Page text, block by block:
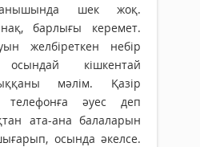
шек жоқ.
барлығы керемет.
желбіреткен небір
кішкентай
мәлім. Қазір
телефонға әуес деп
ата-ана балаларын
осында әкелсе.